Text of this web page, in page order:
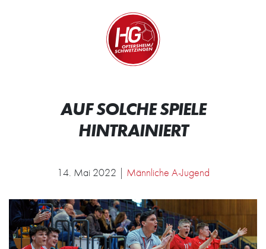
Zur Startseite
AUF SOLCHE SPIELE
HINTRAINIERT
14. Mai 2022 | Männliche A-Jugend